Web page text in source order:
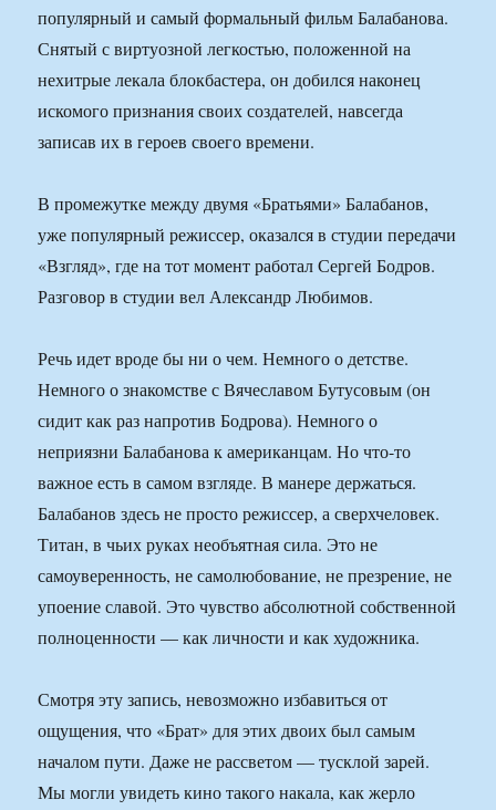
популярный и самый формальный фильм Балабанова.
Снятый с виртуозной легкостью, положенной на
нехитрые лекала блокбастера, он добился наконец
искомого признания своих создателей, навсегда
записав их в героев своего времени.
В промежутке между двумя «Братьями» Балабанов,
уже популярный режиссер, оказался в студии передачи
«Взгляд», где на тот момент работал Сергей Бодров.
Разговор в студии вел Александр Любимов.
Речь идет вроде бы ни о чем. Немного о детстве.
Немного о знакомстве с Вячеславом Бутусовым (он
сидит как раз напротив Бодрова). Немного о
неприязни Балабанова к американцам. Но что-то
важное есть в самом взгляде. В манере держаться.
Балабанов здесь не просто режиссер, а сверхчеловек.
Титан, в чьих руках необъятная сила. Это не
самоуверенность, не самолюбование, не презрение, не
упоение славой. Это чувство абсолютной собственной
полноценности — как личности и как художника.
Смотря эту запись, невозможно избавиться от
ощущения, что «Брат» для этих двоих был самым
началом пути. Даже не рассветом — тусклой зарей.
Мы могли увидеть кино такого накала, как жерло